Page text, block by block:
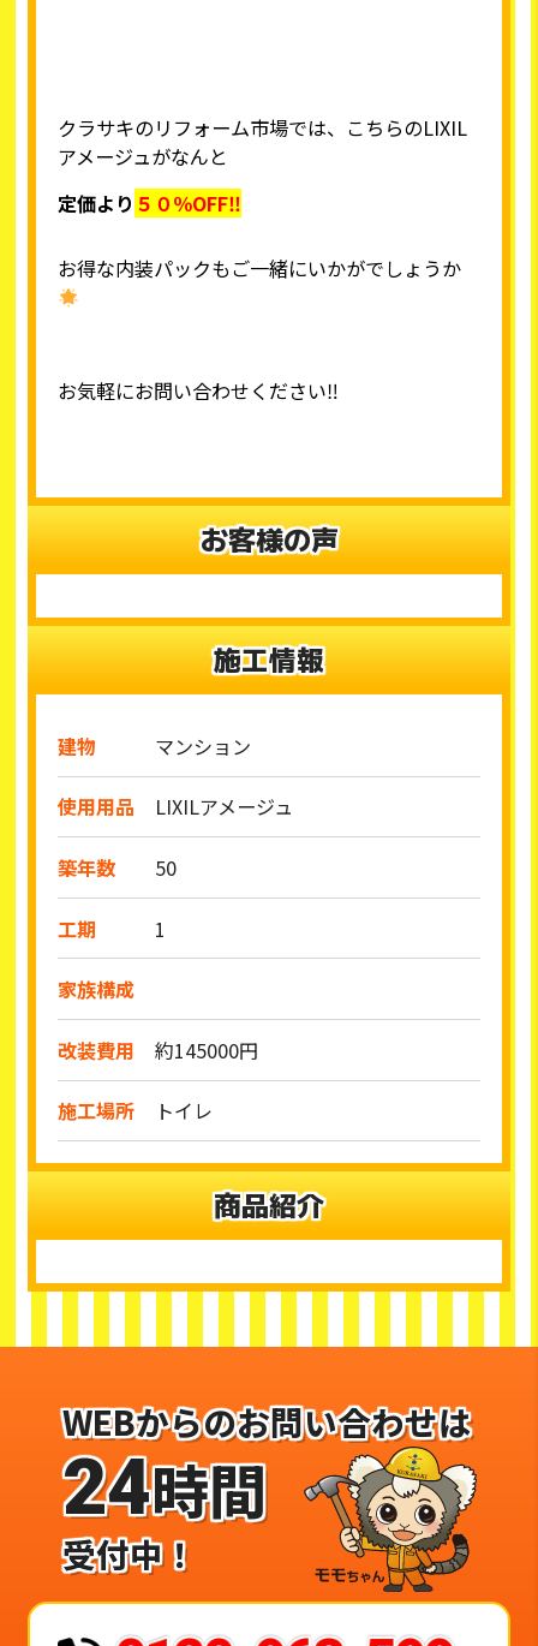
クラサキのリフォーム市場では、こちらのLIXIL
アメージュがなんと
定価より ５０％OFF‼
お得な内装パックもご一緒にいかがでしょうか
お気軽にお問い合わせください‼
お客様の声
施工情報
建物 マンション
使用用品 LIXILアメージュ
築年数 50
工期 1
家族構成
改装費用 約145000円
施工場所 トイレ
商品紹介
WEBからのお問い合わせは
24時間
受付中！